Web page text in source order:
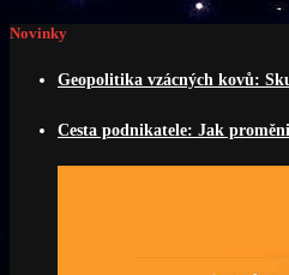
Novinky
Geopolitika vzácných kovů:
Cesta podnikatele: Jak